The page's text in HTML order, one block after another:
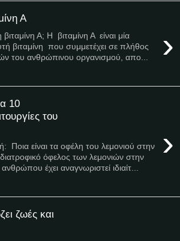
Α
›
βιταμίνη Α; Η βιταμίνη Α είναι μία
βιταμίνη που συμμετέχει σε πλήθος
του ανθρώπινου οργανισμού, απο...
10
του
›
Ποια είναι τα οφέλη του λεμονιού στην
όφελος των λεμονιών στην
έχει αναγνωριστεί ιδιαίτ...
ζωές και